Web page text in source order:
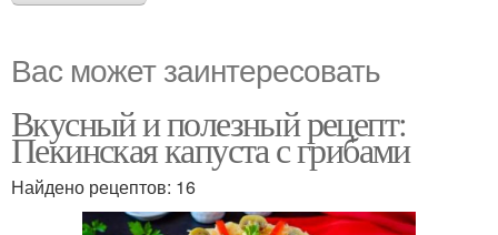
Вас может заинтересовать
Вкусный и полезный рецепт:
Пекинская капуста с грибами
Найдено рецептов: 16